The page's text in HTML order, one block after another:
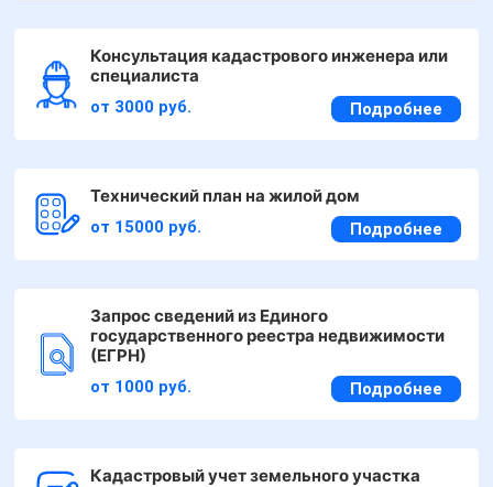
Консультация кадастрового инженера или
специалиста
от 3000 руб. Подробнее
Технический план на жилой дом
от 15000 руб. Подробнее
Запрос сведений из Единого
государственного реестра недвижимости
(ЕГРН)
от 1000 руб. Подробнее
Кадастровый учет земельного участка